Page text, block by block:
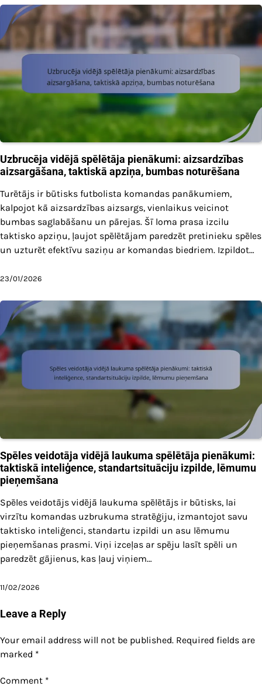
Uzbrucēja vidējā spēlētāja pienākumi: aizsardzības
aizsargāšana, taktiskā apziņa, bumbas noturēšana
Turētājs ir būtisks futbolista komandas panākumiem,
kalpojot kā aizsardzības aizsargs, vienlaikus veicinot
bumbas saglabāšanu un pārejas. Šī loma prasa izcilu
taktisko apziņu, ļaujot spēlētājam paredzēt pretinieku spēles
un uzturēt efektīvu saziņu ar komandas biedriem. Izpildot…
23/01/2026
Spēles veidotāja vidējā laukuma spēlētāja pienākumi:
taktiskā inteliģence, standartsituāciju izpilde, lēmumu
pieņemšana
Spēles veidotājs vidējā laukuma spēlētājs ir būtisks, lai
virzītu komandas uzbrukuma stratēģiju, izmantojot savu
taktisko inteliģenci, standartu izpildi un asu lēmumu
pieņemšanas prasmi. Viņi izceļas ar spēju lasīt spēli un
paredzēt gājienus, kas ļauj viņiem…
11/02/2026
Leave a Reply
Your email address will not be published. Required fields are
marked *
Comment *